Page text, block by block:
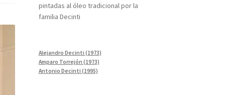
pintadas al óleo tradicional por la
familia Decinti
Alejandro Decinti (1973)
Amparo Torrejón (1973)
Antonio Decinti (1995)